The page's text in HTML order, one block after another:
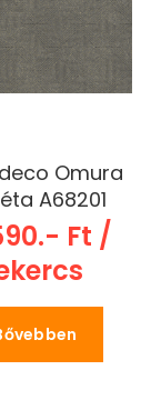
Omura
A68201
Ft /